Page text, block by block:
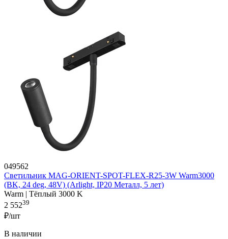
049562
Светильник MAG-ORIENT-SPOT-FLEX-R25-3W Warm3000
(BK, 24 deg, 48V) (Arlight, IP20 Металл, 5 лет)
Warm | Тёплый 3000 K
2 55239
₽/шт
В наличии